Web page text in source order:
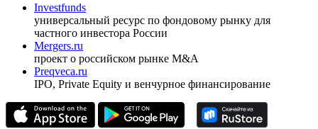
Investfunds
универсальный ресурс по фондовому рынку для
частного инвестора России
Mergers.ru
проект о российском рынке M&A
Preqveca.ru
IPO, Private Equity и венчурное финансирование